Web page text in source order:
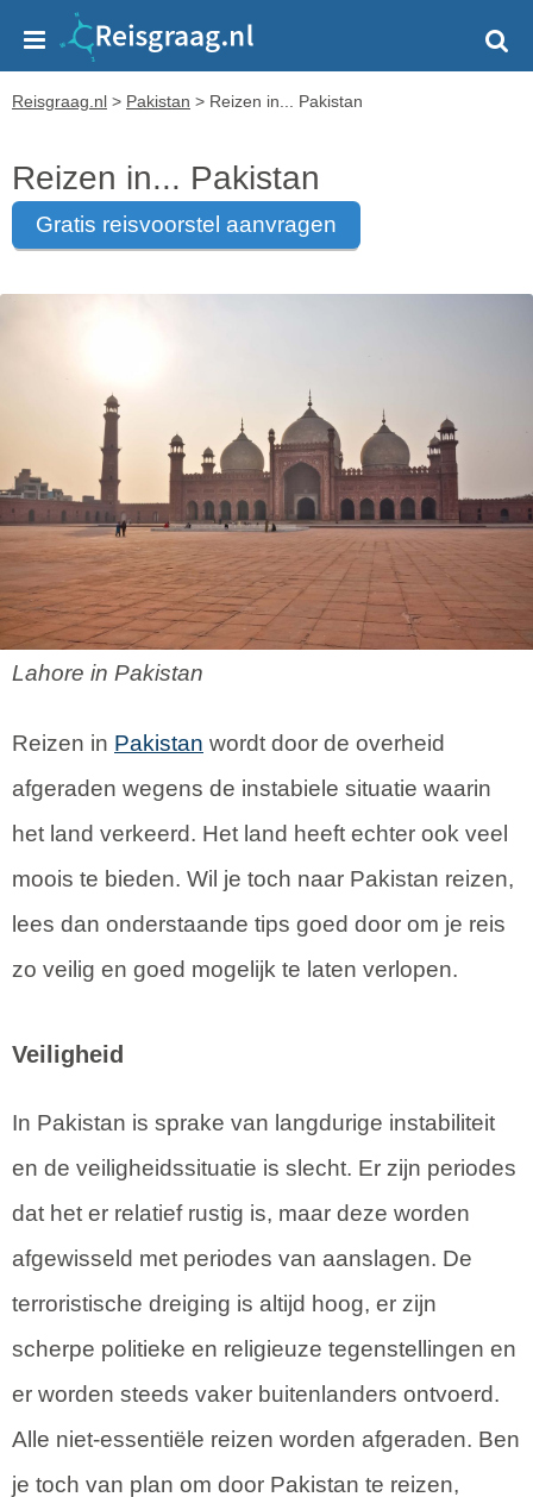
Reisgraag.nl > Pakistan > Reizen in... Pakistan
Reizen in... Pakistan
gratis reisvoorstel aanvragen
Lahore in Pakistan
Reizen in Pakistan wordt door de overheid
afgeraden wegens de instabiele situatie waarin
het land verkeerd. Het land heeft echter ook veel
moois te bieden. Wil je toch naar Pakistan reizen,
lees dan onderstaande tips goed door om je reis
zo veilig en goed mogelijk te laten verlopen.
Veiligheid
In Pakistan is sprake van langdurige instabiliteit
en de veiligheidssituatie is slecht. Er zijn periodes
dat het er relatief rustig is, maar deze worden
afgewisseld met periodes van aanslagen. De
terroristische dreiging is altijd hoog, er zijn
scherpe politieke en religieuze tegenstellingen en
er worden steeds vaker buitenlanders ontvoerd.
Alle niet-essentiële reizen worden afgeraden. Ben
je toch van plan om door Pakistan te reizen,